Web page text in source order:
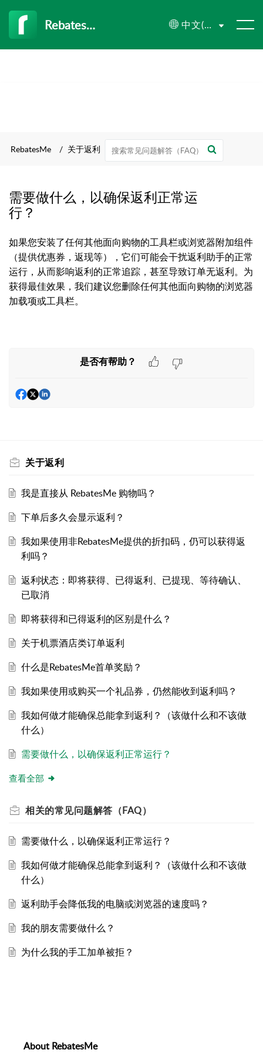
RebatesMe 中文(简体)
RebatesMe 关于返利
需要做什么，以确保返利正常运
行？
如果您安装了任何其他面向购物的工具栏或浏览器附加组件
（提供优惠券，返现等），它们可能会干扰返利助手的正常
运行，从而影响返利的正常追踪，甚至导致订单无返利。为
获得最佳效果，我们建议您删除任何其他面向购物的浏览器
加载项或工具栏。
是否有帮助？
关于返利
我是直接从 RebatesMe 购物吗？
下单后多久会显示返利？
我如果使用非RebatesMe提供的折扣码，仍可以获得返
利吗？
返利状态：即将获得、已得返利、已提现、等待确认、
已取消
即将获得和已得返利的区别是什么？
关于机票酒店类订单返利
什么是RebatesMe首单奖励？
我如果使用或购买一个礼品券，仍然能收到返利吗？
我如何做才能确保总能拿到返利？（该做什么和不该做
什么）
需要做什么，以确保返利正常运行？
查看全部
相关的常见问题解答（FAQ）
需要做什么，以确保返利正常运行？
我如何做才能确保总能拿到返利？（该做什么和不该做
什么）
返利助手会降低我的电脑或浏览器的速度吗？
我的朋友需要做什么？
为什么我的手工加单被拒？
About RebatesMe